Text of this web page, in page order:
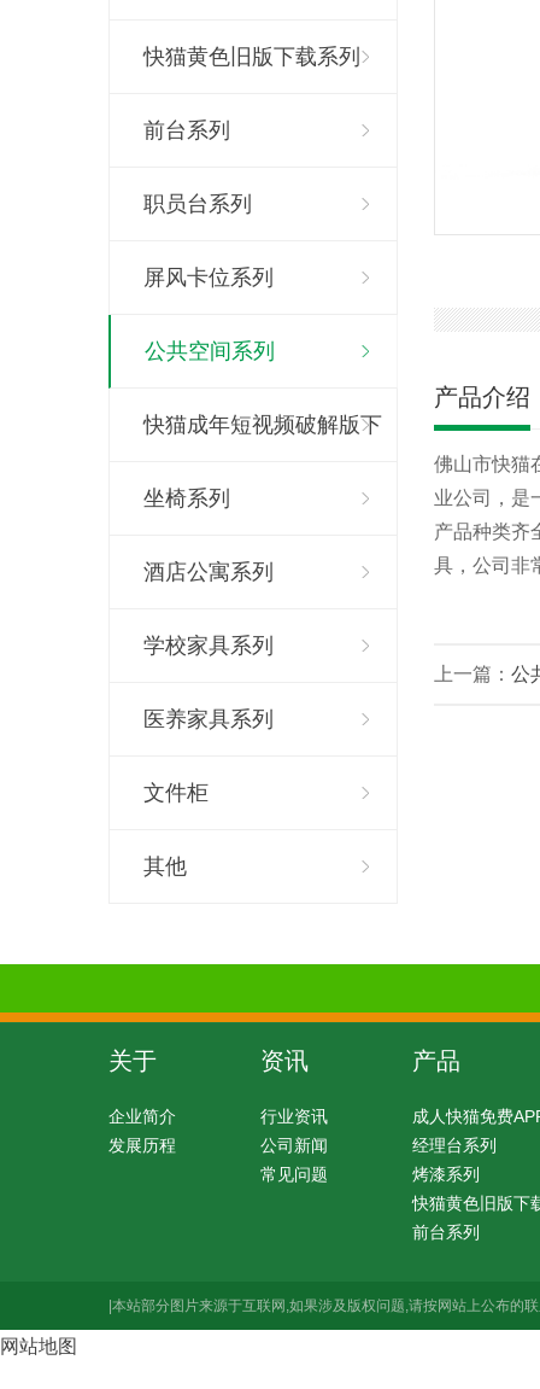
快猫黄色旧版下载系列
前台系列
职员台系列
屏风卡位系列
公共空间系列
快猫成年短视频破解版下
载系列
坐椅系列
酒店公寓系列
学校家具系列
医养家具系列
文件柜
其他
产品介绍
佛山市快猫
业公司，
产品种类齐全
具，公司
上一篇： 公
关于
企业简介
发展历程
资讯
行业资讯
公司新闻
常见问题
产品
成人快猫免费
经理台系列
烤漆系列
快猫黄色旧版下
前台系列
|本站部分图片来源于互联网,如果涉及版权问题,请按网站上公布的
网站地图